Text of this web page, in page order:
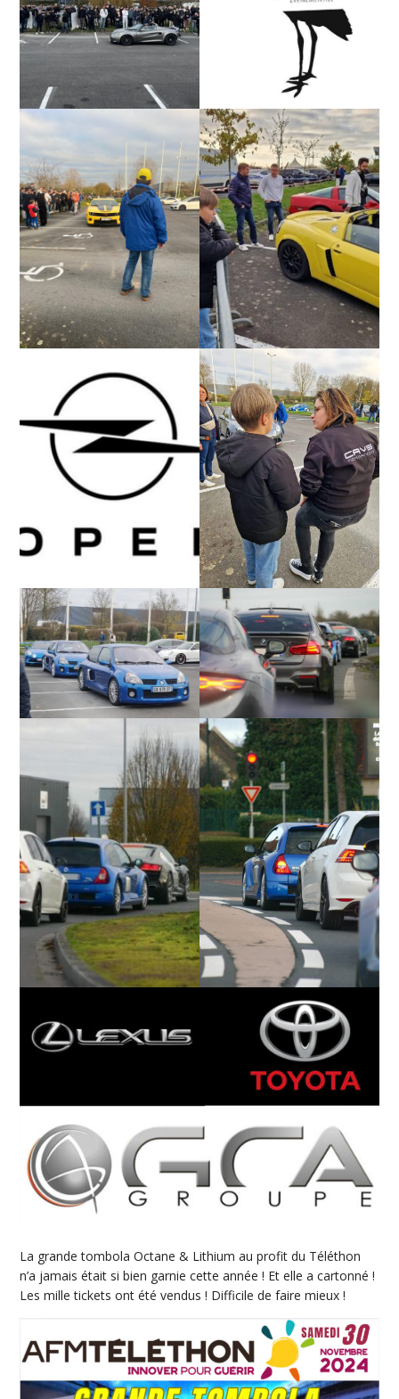
La grande tombola Octane & Lithium au profit du Téléthon
n’a jamais était si bien garnie cette année ! Et elle a cartonné !
Les mille tickets ont été vendus ! Difficile de faire mieux !